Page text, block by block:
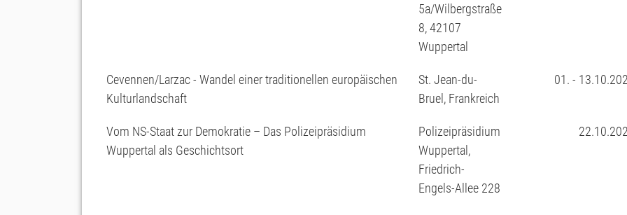
5a/Wilbergstraße
8, 42107
Wuppertal
Cevennen/Larzac - Wandel einer traditionellen europäischen
Kulturlandschaft
St. Jean-du-
Bruel, Frankreich
01. -
Vom NS-Staat zur Demokratie – Das Polizeipräsidium
Wuppertal als Geschichtsort
Polizeipräsidium
Wuppertal,
Friedrich-
Engels-Allee 228